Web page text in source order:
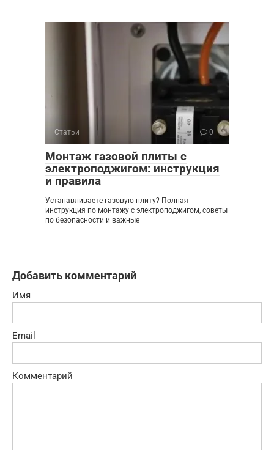
Статьи 0
Монтаж газовой плиты с
электроподжигом: инструкция
и правила
Устанавливаете газовую плиту? Полная
инструкция по монтажу с электроподжигом, советы
по безопасности и важные
Добавить комментарий
Имя
Email
Комментарий